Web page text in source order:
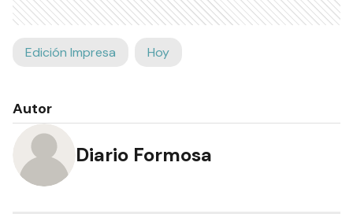
Edición Impresa Hoy
Autor
Diario Formosa